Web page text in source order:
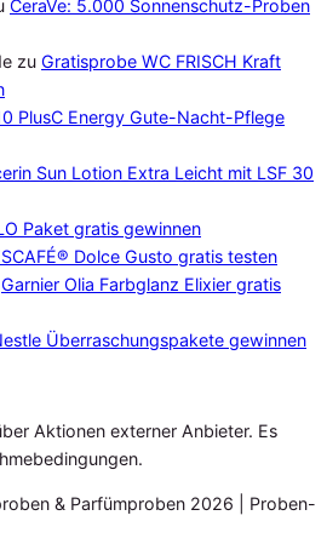
CeraVe: 5.000 Sonnenschutz-Proben
zu Gratisprobe WC FRISCH Kraft
PlusC Energy Gute-Nacht-Pflege
Sun Lotion Extra Leicht mit LSF 30
Paket gratis gewinnen
Dolce Gusto gratis testen
Garnier Olia Farbglanz Elixier gratis
Überraschungspakete gewinnen
Aktionen externer Anbieter. Es
& Parfümproben 2026 | Proben-